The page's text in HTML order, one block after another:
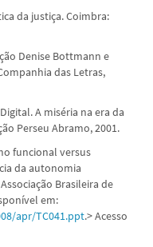
da justiça. Coimbra:
Denise Bottmann e
das Letras,
A miséria na era da
Perseu Abramo, 2001.
funcional versus
da autonomia
Brasileira de
em:
apr/TC041.ppt.> Acesso